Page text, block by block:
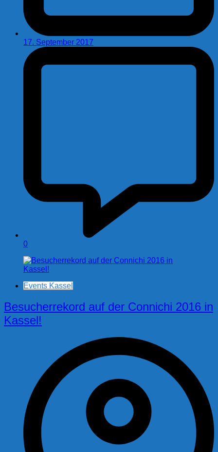
17. September 2017
0
Events Kassel
Besucherrekord auf der Connichi 2016 in
Kassel!